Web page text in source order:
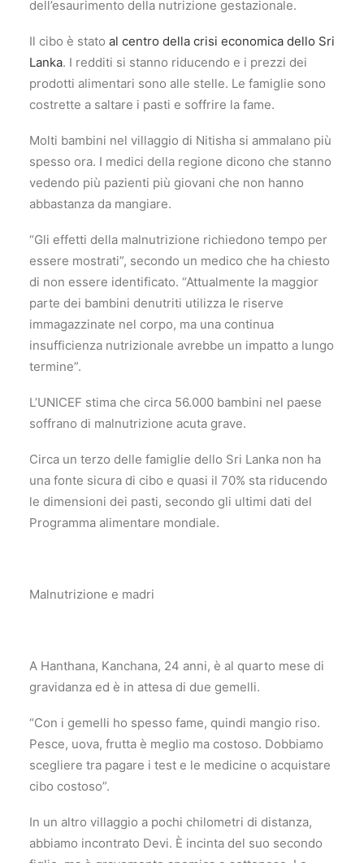
dell’esaurimento della nutrizione gestazionale.
Il cibo è stato al centro della crisi economica dello Sri
Lanka. I redditi si stanno riducendo e i prezzi dei
prodotti alimentari sono alle stelle. Le famiglie sono
costrette a saltare i pasti e soffrire la fame.
Molti bambini nel villaggio di Nitisha si ammalano più
spesso ora. I medici della regione dicono che stanno
vedendo più pazienti più giovani che non hanno
abbastanza da mangiare.
“Gli effetti della malnutrizione richiedono tempo per
essere mostrati”, secondo un medico che ha chiesto
di non essere identificato. “Attualmente la maggior
parte dei bambini denutriti utilizza le riserve
immagazzinate nel corpo, ma una continua
insufficienza nutrizionale avrebbe un impatto a lungo
termine”.
L’UNICEF stima che circa 56.000 bambini nel paese
soffrano di malnutrizione acuta grave.
Circa un terzo delle famiglie dello Sri Lanka non ha
una fonte sicura di cibo e quasi il 70% sta riducendo
le dimensioni dei pasti, secondo gli ultimi dati del
Programma alimentare mondiale.
Malnutrizione e madri
A Hanthana, Kanchana, 24 anni, è al quarto mese di
gravidanza ed è in attesa di due gemelli.
“Con i gemelli ho spesso fame, quindi mangio riso.
Pesce, uova, frutta è meglio ma costoso. Dobbiamo
scegliere tra pagare i test e le medicine o acquistare
cibo costoso”.
In un altro villaggio a pochi chilometri di distanza,
abbiamo incontrato Devi. È incinta del suo secondo